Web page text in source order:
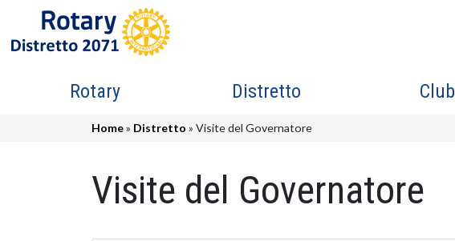
Salta al contenuto principale
Navigazione principale
Rotary Distretto Club
Briciole di pane
Home Distretto Visite del Governatore
Visite del Governatore